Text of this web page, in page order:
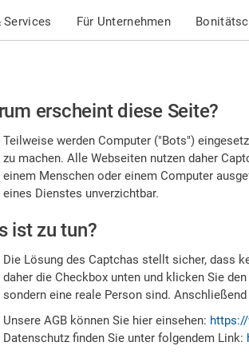
Services Für Unternehmen
erscheint diese Seite?
Teilweise werden Computer ("Bots")
zu machen. Alle Webseiten nutzen daher
einem Menschen oder einem Computer
eines Dienstes unverzichtbar.
ist zu tun?
Die Lösung des Captchas stellt sicher, dass
daher die Checkbox unten und klicken Sie
sondern eine reale Person sind.
Unsere AGB können Sie hier einsehen:
Datenschutz finden Sie unter folgendem Link: